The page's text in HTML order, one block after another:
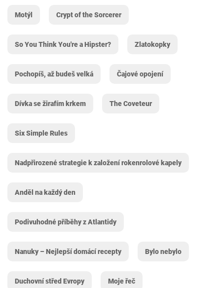
Motýl Crypt of the Sorcerer
So You Think You're a Hipster? Zlatokopky
Pochopíš, až budeš velká Čajové opojení
Dívka se žirafím krkem The Coveteur
Six Simple Rules
Nadpřirozené strategie k založení rokenrolové kapely
Anděl na každý den
Podivuhodné příběhy z Atlantidy
Nanuky – Nejlepší domácí recepty Bylo nebylo
Duchovní střed Evropy Moje řeč